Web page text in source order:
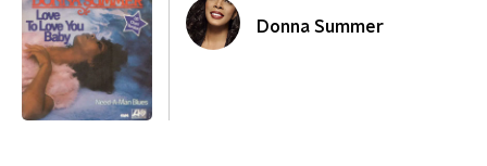
Donna Summer